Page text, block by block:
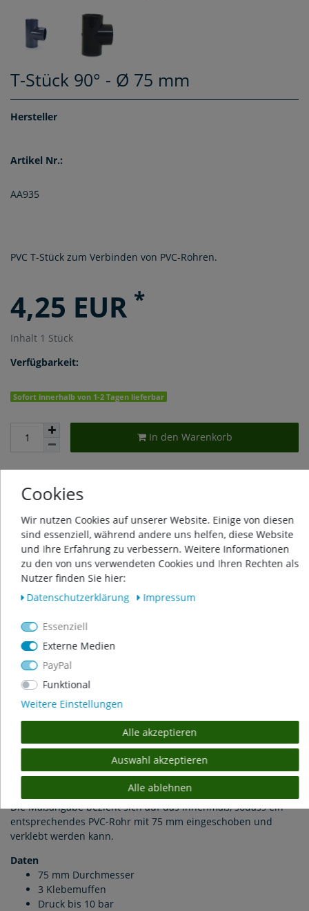
T-Stück 90° - Ø 75 mm
Hersteller
Artikel Nr.:
AA935
PVC T-Stück zum Verbinden von PVC-Rohren.
4,25 EUR *
Inhalt 1 Stück
Verfügbarkeit:
Sofort innerhalb von 1-2 Tagen lieferbar
In den Warenkorb
Wunschliste
* inkl. ges. MwSt. zzgl. Versandkosten
Weitere Details
Produktsicherheit
PVC T-Stück 90° mit 3 Klebemuffen Ø 75 mm
PVC T-Stück für die Abzweigung von PVC Rohren. Das T-Stück
ist mit einem PVC Kleber, wie Griffon oder Tangit, zu
Die Maßangabe bezieht sich auf das Innenmaß, sodass ein
entsprechendes PVC-Rohr mit 75 mm eingeschoben und
verklebt werden kann.
Daten
75 mm Durchmesser
3 Klebemuffen
Druck bis 10 bar
Cookies
Wir nutzen Cookies auf unserer Website. Einige von diesen
sind essenziell, während andere uns helfen, diese Website
und Ihre Erfahrung zu verbessern. Weitere Informationen
zu den von uns verwendeten Cookies und Ihren Rechten als
Nutzer finden Sie hier:
Daten­schutz­erklärung
Impressum
Essenziell
Externe Medien
PayPal
Funktional
Weitere Einstellungen
Alle akzeptieren
Auswahl akzeptieren
Alle ablehnen